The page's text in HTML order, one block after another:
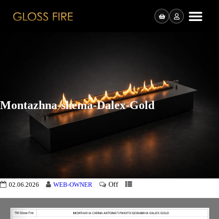
Montazhna-shema-Dalex-Gold
02.06.2026 WEB-OWNER Off